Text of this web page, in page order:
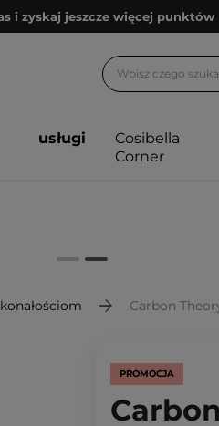
i zyskaj jeszcze więcej punktów
konsultacje kosmetologiczne
i zyskaj jeszcze więcej punktów
usługi
Cosibella
Corner
Carbon
PROMOCJA